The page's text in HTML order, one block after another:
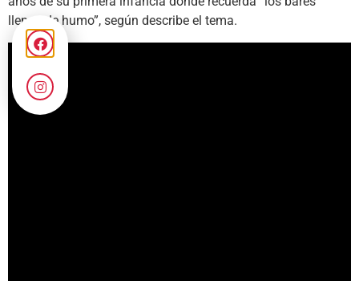
llenos de humo”, según describe el tema.